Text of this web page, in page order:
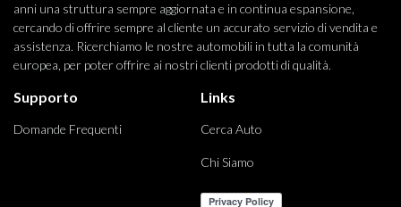
anni una struttura sempre aggiornata e in continua espansione,
cercando di offrire sempre al cliente un accurato servizio di vendita e
assistenza. Ricerchiamo le nostre automobili in tutta la comunità
europea, per poter offrire ai nostri clienti prodotti di qualità.
Supporto
Domande Frequenti
Links
Cerca Auto
Chi Siamo